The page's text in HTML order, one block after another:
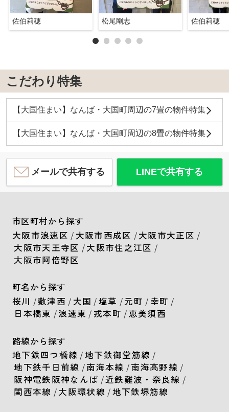
佐伯莉穂 松尾剛志 佐伯莉穂
こだわり特集
【大国住まい】なんば・大国町周辺の7畳の物件特集
【大国住まい】なんば・大国町周辺の8畳の物件特集
メールで共有する LINEで共有する
市区町村から探す
大阪市浪速区 / 大阪市西成区 /大阪市大正区 /
大阪市天王寺区 /大阪市住之江区 /
大阪市阿倍野区
町名から探す
桜川 /敷津西 / 大国 /塩草 /元町 / 幸町 /
日本橋東 /浪速東 / 戎本町 /恵美須西
路線から探す
地下鉄四つ橋線 /地下鉄御堂筋線 /
地下鉄千日前線 /南海本線 /南海高野線 /
阪神電鉄阪神なんば /近鉄難波・奈良線 /
関西本線 /大阪環状線 /地下鉄堺筋線